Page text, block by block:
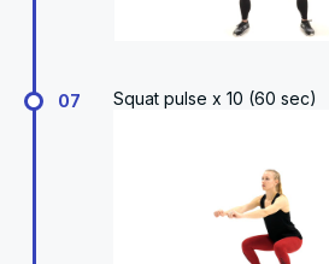
07 Squat pulse x 10 (60 sec)